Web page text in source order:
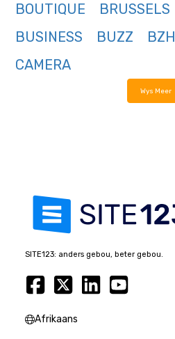
BOUTIQUE
BRUSSELS
BUSINESS
BUZZ BZH
CAMERA
Wys Meer
SITE123: anders gebou, beter gebou.
Afrikaans